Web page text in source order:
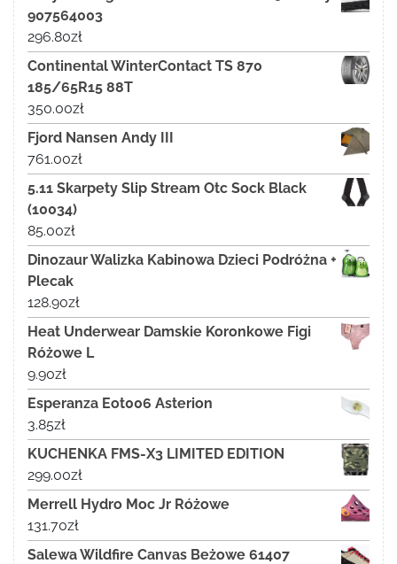
907564003
296.80zł
Continental WinterContact TS 870
185/65R15 88T
350.00zł
Fjord Nansen Andy III
761.00zł
5.11 Skarpety Slip Stream Otc Sock Black
(10034)
85.00zł
Dinozaur Walizka Kabinowa Dzieci Podróżna +
Plecak
128.90zł
Heat Underwear Damskie Koronkowe Figi
Różowe L
9.90zł
Esperanza Eot006 Asterion
3.85zł
KUCHENKA FMS-X3 LIMITED EDITION
299.00zł
Merrell Hydro Moc Jr Różowe
131.70zł
Salewa Wildfire Canvas Beżowe 61407